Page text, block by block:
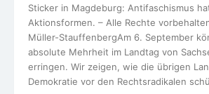
Sticker in Magdeburg: Antifaschismus
Aktionsformen. – Alle Rechte
Müller-StauffenbergAm 6. September
absolute Mehrheit im Landtag von
erringen. Wir zeigen, wie die übrigen
Demokratie vor den Rechtsradikalen